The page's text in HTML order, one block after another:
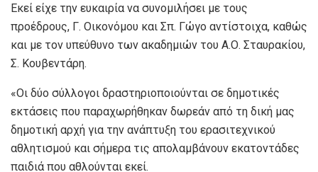
Εκεί είχε την ευκαιρία να συνομιλήσει με τους
προέδρους, Γ. Οικονόμου και Σπ. Γώγο αντίστοιχα, καθώς
και με τον υπεύθυνο των ακαδημιών του Α.Ο. Σταυρακίου,
Σ. Κουβεντάρη.
«Οι δύο σύλλογοι δραστηριοποιούνται σε δημοτικές
εκτάσεις που παραχωρήθηκαν δωρεάν από τη δική μας
δημοτική αρχή για την ανάπτυξη του ερασιτεχνικού
αθλητισμού και σήμερα τις απολαμβάνουν εκατοντάδες
παιδιά που αθλούνται εκεί.